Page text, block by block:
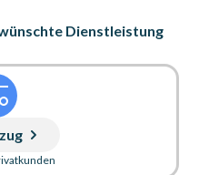
Dienstleistung